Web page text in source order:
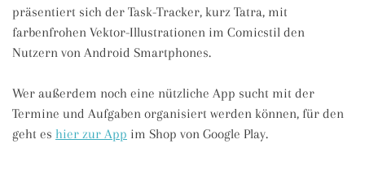
präsentiert sich der Task-Tracker, kurz Tatra, mit
farbenfrohen Vektor-Illustrationen im Comicstil den
Nutzern von Android Smartphones.
Wer außerdem noch eine nützliche App sucht mit der
Termine und Aufgaben organisiert werden können, für den
geht es hier zur App im Shop von Google Play.